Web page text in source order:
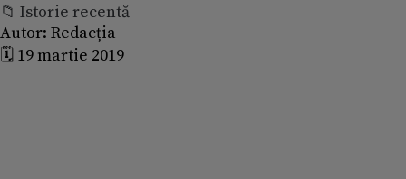
📁 Istorie recentă
Autor: Redacția
🗓️ 19 martie 2019